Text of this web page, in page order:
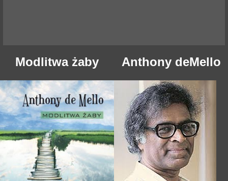
Modlitwa żaby Anthony deMello